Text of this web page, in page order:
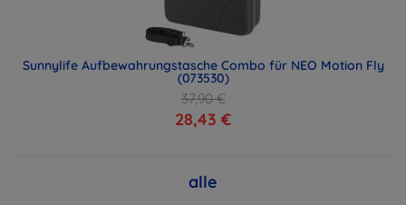
Sunnylife Aufbewahrungstasche Combo für NEO Motion Fly
(073530)
37,90 €
28,43 €
alle